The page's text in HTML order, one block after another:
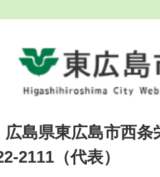
島県東広島市西
2111（代表）